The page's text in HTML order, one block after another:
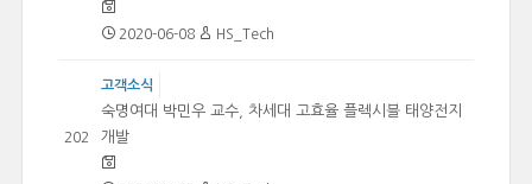
2020-06-08 HS_Tech
202
고객소식
숙명여대 박민우 교수, 차세대 고효율 플렉시블 태양전지
개발